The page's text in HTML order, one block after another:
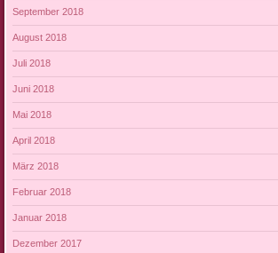
September 2018
August 2018
Juli 2018
Juni 2018
Mai 2018
April 2018
März 2018
Februar 2018
Januar 2018
Dezember 2017